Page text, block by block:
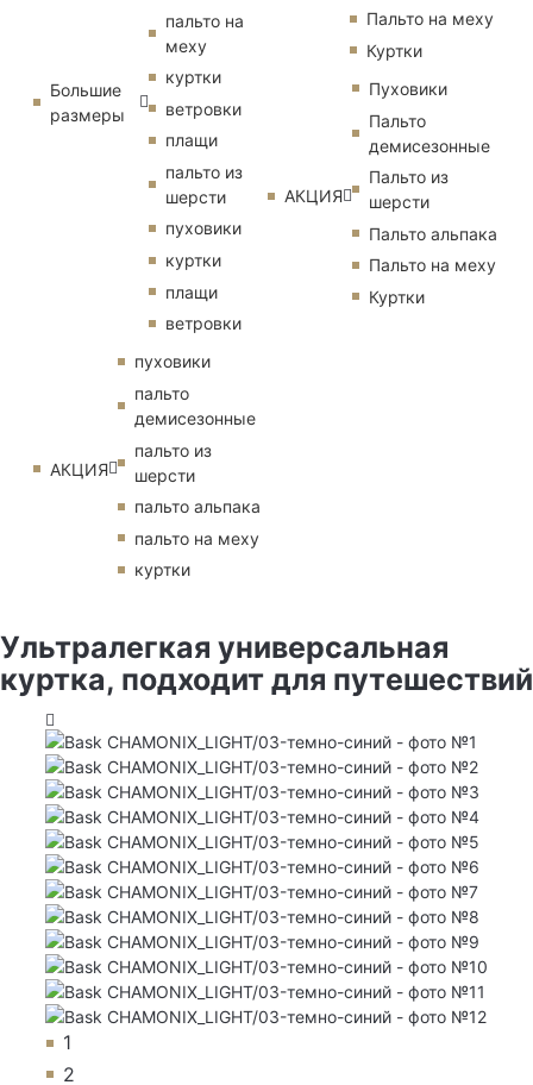
Большие
размеры
пальто на
меху
куртки
ветровки
плащи
пальто из
шерсти
пуховики
куртки
плащи
ветровки
АКЦИЯ
пуховики
пальто
демисезонные
пальто из
шерсти
пальто альпака
пальто на меху
куртки
Пальто на меху
Куртки
АКЦИЯ
Пуховики
Пальто
демисезонные
Пальто из
шерсти
Пальто альпака
Пальто на меху
Куртки
Ультралегкая универсальная
куртка, подходит для путешествий
1
2